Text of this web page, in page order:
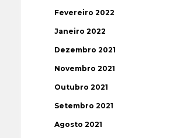
Fevereiro 2022
Janeiro 2022
Dezembro 2021
Novembro 2021
Outubro 2021
Setembro 2021
Agosto 2021